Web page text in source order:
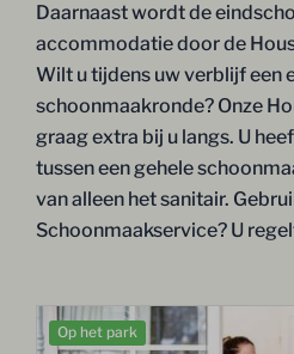
Daarnaast wordt de
accommodatie door de
Wilt u tijdens uw verblijf een
schoonmaakronde? Onze
graag extra bij u langs. U
tussen een gehele
van alleen het sanitair.
Schoonmaakservice? U
Op het park